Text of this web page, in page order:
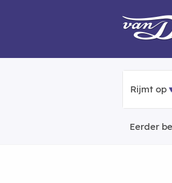
Rijmt op
Eerder